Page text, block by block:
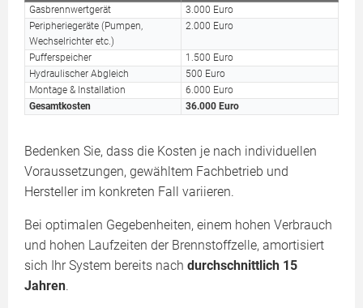
Gasbrennwertgerät
3.000 Euro
Peripheriegeräte (Pumpen,
Wechselrichter etc.)
2.000 Euro
Pufferspeicher
1.500 Euro
Hydraulischer Abgleich
500 Euro
Montage & Installation
6.000 Euro
Gesamtkosten
36.000 Euro
Bedenken Sie, dass die Kosten je nach individuellen
Voraussetzungen, gewähltem Fachbetrieb und
Hersteller im konkreten Fall variieren.
Bei optimalen Gegebenheiten, einem hohen Verbrauch
und hohen Laufzeiten der Brennstoffzelle, amortisiert
sich Ihr System bereits nach durchschnittlich 15
Jahren.